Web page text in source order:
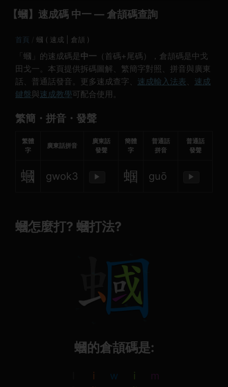
【蟈】速成碼 中一 — 倉頡碼查詢
首頁 蟈 ( 速成 | 倉頡 )
「蟈」的速成碼是 中一 （首碼+尾碼），倉頡碼是中戈
田戈一。本頁提供拆碼圖解、繁簡字對照、拼音與廣東
話、普通話發音。更多速成查字、 速成輸入法表、 速成
鍵盤與速成教學可配合使用。
繁簡・拼音・發聲
繁體
字
廣東話拼音
廣東話
發聲
簡體
字
普通話
拼音
普通話
發聲
蟈 gwok3 ▶ 蝈 guō ▶
蟈怎麼打? 蟈打法?
蟈的倉頡碼是:
i w i m